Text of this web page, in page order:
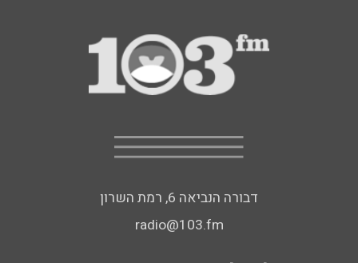
דבורה הנביאה 6, רמת השרון
radio@103.fm